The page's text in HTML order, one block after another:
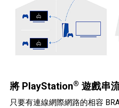
將 PlayStation® 遊戲串
只要有連線網際網路的相容